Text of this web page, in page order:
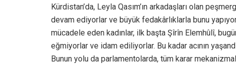
Kürdistan’da, Leyla Qasım’ın arkadaşları olan
devam ediyorlar ve büyük fedakârlıklarla bunu
mücadele eden kadınlar, ilk başta Şîrîn Elemhûlî,
eğmiyorlar ve idam ediliyorlar. Bu kadar acının
Bunun yolu da parlamentolarda, tüm karar